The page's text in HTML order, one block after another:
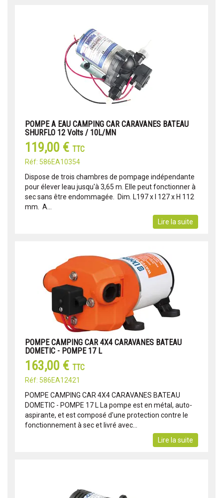
POMPE A EAU CAMPING CAR CARAVANES BATEAU
SHURFLO 12 Volts / 10L/MN
119,00 € TTC
Réf: 586EA10354
Dispose de trois chambres de pompage indépendante
pour élever leau jusqu'à 3,65 m. Elle peut fonctionner à
sec sans être endommagée.  Dim. L197 x l 127 x H 112
mm.  A...
Lire la suite
POMPE CAMPING CAR 4X4 CARAVANES BATEAU
DOMETIC - POMPE 17 L
163,00 € TTC
Réf: 586EA12421
POMPE CAMPING CAR 4X4 CARAVANES BATEAU
DOMETIC - POMPE 17 L La pompe est en métal, auto-
aspirante, et est composé d'une protection contre le
fonctionnement à sec et livré avec...
Lire la suite